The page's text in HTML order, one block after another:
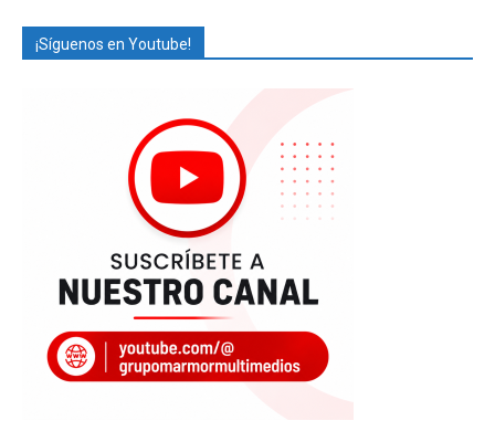
¡Síguenos en Youtube!